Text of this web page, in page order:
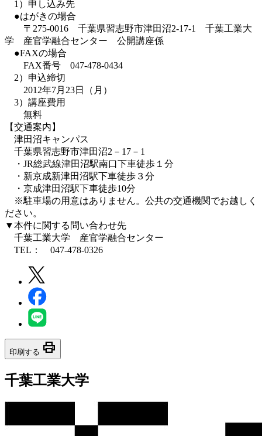
1）申し込み先
●はがきの場合
〒275-0016 千葉県習志野市津田沼2-17-1 千葉工業大
学 産官学融合センター 公開講座係
●FAXの場合
FAX番号 047-478-0434
2）申込締切
2012年7月23日（月）
3）講座費用
無料
【交通案内】
津田沼キャンパス
千葉県習志野市津田沼2－17－1
・JR総武線津田沼駅南口下車徒歩１分
・新京成新津田沼駅下車徒歩３分
・京成津田沼駅下車徒歩10分
※駐車場の用意はありません。公共の交通機関でお越しく
ださい。
▼本件に関する問い合わせ先
千葉工業大学 産官学融合センター
TEL： 047-478-0326
印刷する print
千葉工業大学